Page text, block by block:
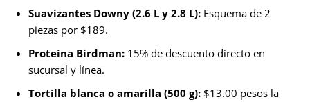
Suavizantes Downy (2.6 L y 2.8 L): Esquema de 2
piezas por $189.
Proteína Birdman: 15% de descuento directo en
sucursal y línea.
Tortilla blanca o amarilla (500 g): $13.00 pesos la